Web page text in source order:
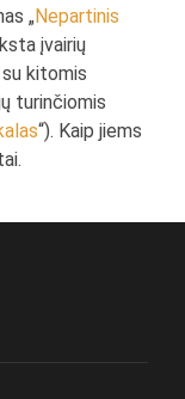
„Nepartinis
įvairių
kitomis
turinčiomis
“). Kaip jiems